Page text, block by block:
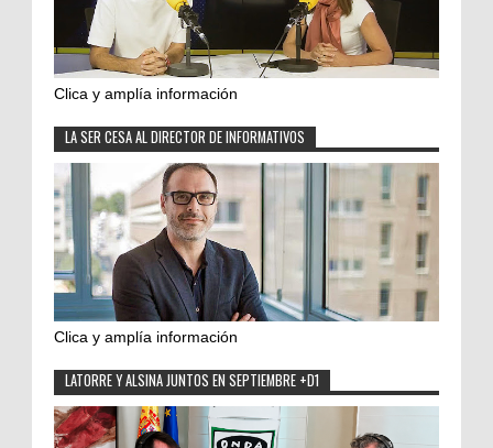
Clica y amplía información
LA SER CESA AL DIRECTOR DE INFORMATIVOS
Clica y amplía información
LATORRE Y ALSINA JUNTOS EN SEPTIEMBRE +D1